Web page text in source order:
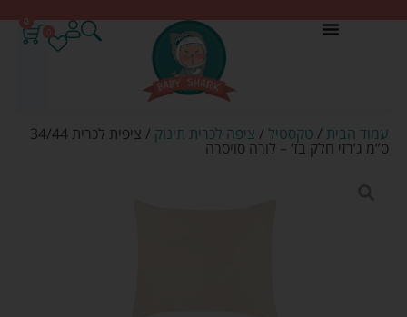
0
עמוד הבית / טקסטיל / ציפה לכרית תינוק / ציפית לכרית 34/44
ס”מ ג’רזי חלק בז’ – לורה סויסרה